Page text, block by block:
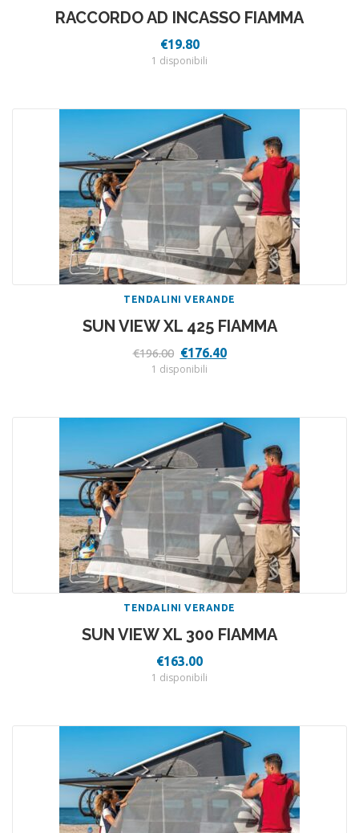
RACCORDO AD INCASSO FIAMMA
€19.80
1 disponibili
TENDALINI VERANDE
SUN VIEW XL 425 FIAMMA
€196.00 Il
prezzo
originale
€176.40Il
1 disponibili
TENDALINI VERANDE
SUN VIEW XL 300 FIAMMA
€163.00
1 disponibili